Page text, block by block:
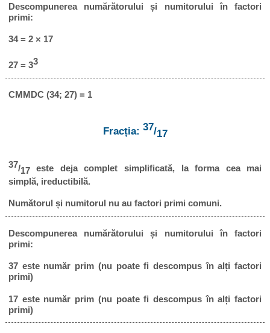
Descompunerea numărătorului și numitorului în factori
primi:
34 = 2 × 17
27 = 33
CMMDC (34; 27) = 1
Fracția: 37/17
37/17este deja complet simplificată, la forma cea mai
simplă, ireductibilă.
Numătorul și numitorul nu au factori primi comuni.
Descompunerea numărătorului și numitorului în factori
primi:
37 este număr prim (nu poate fi descompus în alți factori
primi)
17 este număr prim (nu poate fi descompus în alți factori
primi)